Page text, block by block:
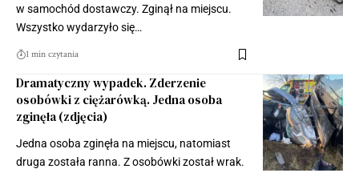
w samochód dostawczy. Zginął na miejscu.
Wszystko wydarzyło się…
1 min czytania
Dramatyczny wypadek. Zderzenie
osobówki z ciężarówką. Jedna osoba
zginęła (zdjęcia)
Jedna osoba zginęła na miejscu, natomiast
druga została ranna. Z osobówki został wrak.